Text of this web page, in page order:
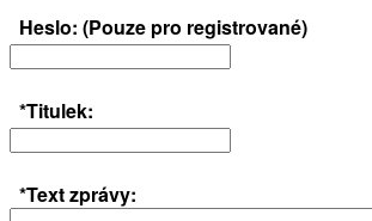
Heslo: (Pouze pro registrované)
*Titulek:
*Text zprávy: